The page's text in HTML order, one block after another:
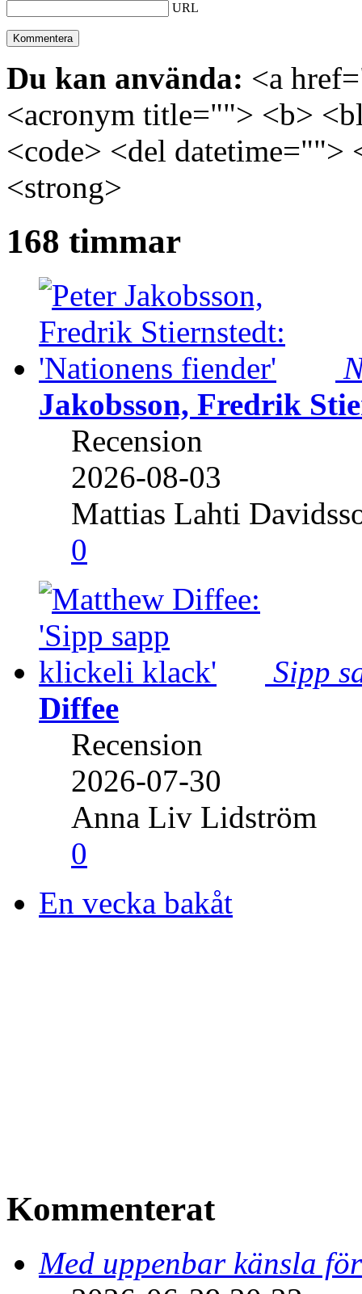
URL
Du kan använda: <a
<acronym title=""> <b>
<code> <del
<strong>
168 timmar
Jakobsson, Fredrik
Recension
2026-08-03
Mattias Lahti
0
Sipp
Diffee
Recension
2026-07-30
Anna Liv Lidström
0
En vecka bakåt
Kommenterat
Med uppenbar känsla